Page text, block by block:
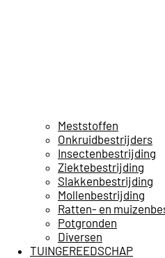
Meststoffen
Onkruidbestrijders
Insectenbestrijding
Ziektebestrijding
Slakkenbestrijding
Mollenbestrijding
Ratten- en
Potgronden
Diversen
TUINGEREEDSCHAP